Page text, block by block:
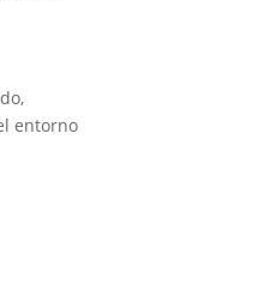
entorno